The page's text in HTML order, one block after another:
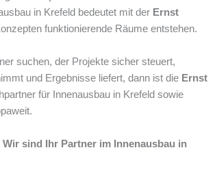
in Krefeld bedeutet mit der Ernst
funktionierende Räume entstehen.
suchen, der Projekte sicher steuert,
und Ergebnisse liefert, dann ist die Ernst
für Innenausbau in Krefeld sowie
Wir sind Ihr Partner im Innenausbau in